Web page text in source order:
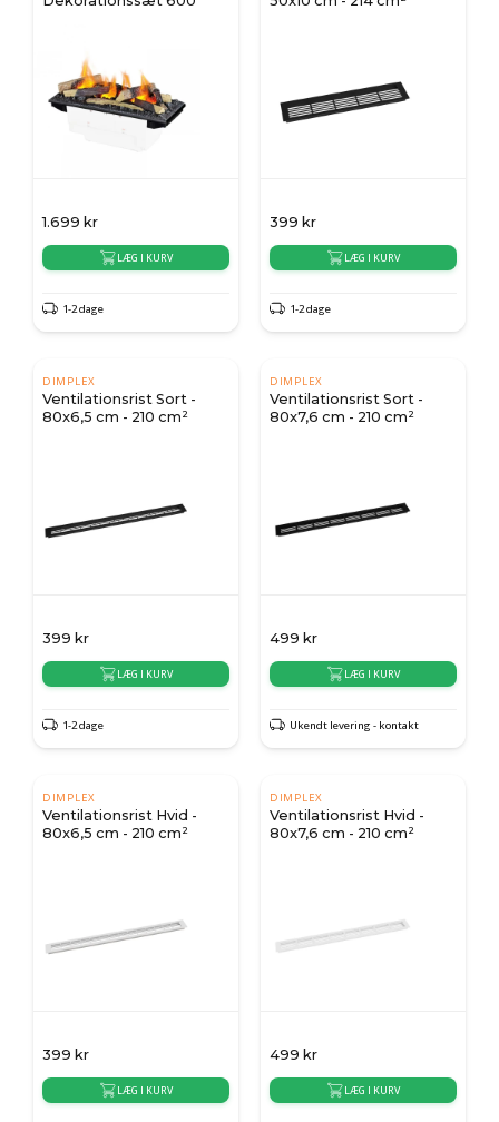
1.699 kr
LÆG I KURV
1-2 dage
399 kr
LÆG I KURV
1-2 dage
DIMPLEX
Ventilationsrist Sort -
80x6,5 cm - 210 cm²
399 kr
LÆG I KURV
1-2 dage
DIMPLEX
Ventilationsrist Sort -
80x7,6 cm - 210 cm²
499 kr
LÆG I KURV
Ukendt levering - kontakt
DIMPLEX
Ventilationsrist Hvid -
80x6,5 cm - 210 cm²
399 kr
LÆG I KURV
DIMPLEX
Ventilationsrist Hvid -
80x7,6 cm - 210 cm²
499 kr
LÆG I KURV